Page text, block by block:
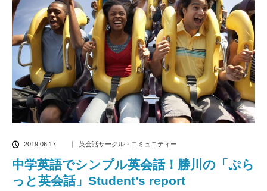
2019.06.17 英会話サークル・コミュニティー
中学英語でシンプル英会話！勝川の「ぷら
っと英会話」Student’s report